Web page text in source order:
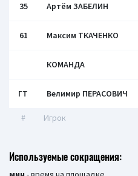
35 Артём ЗАБЕЛИН
61 Максим ТКАЧЕНКО
КОМАНДА
ГТ Велимир ПЕРАСОВИЧ
# Игрок
Используемые сокращения: